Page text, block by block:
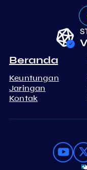
Beranda
Keuntungan
Jaringan
Kontak